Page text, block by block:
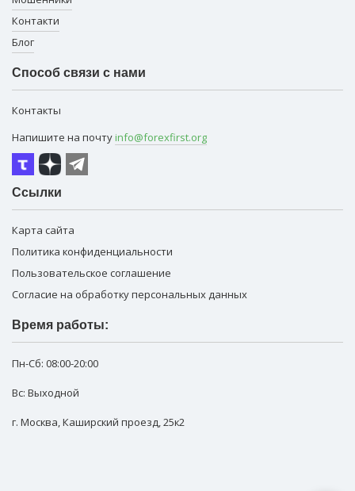
Контакти
Блог
Способ связи с нами
Контакты
Напишите на почту info@forexfirst.org
Ссылки
Карта сайта
Политика конфиденциальности
Пользовательское соглашение
Согласие на обработку персональных данных
Время работы:
Пн-Сб: 08:00-20:00
Вс: Выходной
г. Москва,Каширский проезд, 25к2